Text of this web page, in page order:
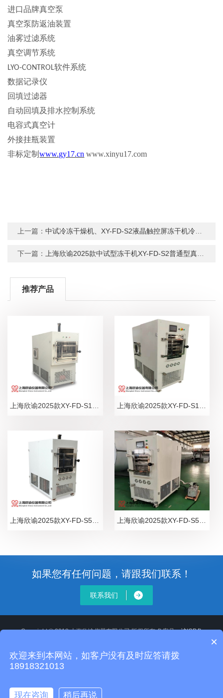
进口品牌真空泵
真空泵防返油装置
油雾过滤系统
真空调节系统
LYO-CONTROL软件系统
数据记录仪
回填过滤器
自动回填及排水控制系统
电容式真空计
外接挂瓶装置
非标定制www.gy17.cn www.xinyu17.com
上一篇：中试冷冻干燥机、XY-FD-S2液晶触控屏冻干机冷冻干燥机、XY-FD-S2、真空冷冻干燥机。冻干机
下一篇： 上海欣谕2025款中试型冻干机XY-FD-S2普通型真空冷冻干燥机实验室摸索冻干工艺用冷冻干燥机，冰冻干燥机，冷冻干燥仪
推荐产品
上海欣谕2025款XY-FD-S5中试型冻干机普通型真空冷冻干燥机实验室摸索冻干工艺用冷冻干燥机，冰冻干燥机，冷冻干燥仪
如果您有任何问题，请跟我们联系！
联系我们
Copyright © 2018 上海欣谕仪器有限公司 版权所有 备案号：沪ICP备
地址：
全国统一服务电话：13918118355 24小时服务电话：18918321013 E-
主营设备：冷冻水机，低温水浴槽，制冰机，冷冻干燥机，超低温冰箱，层
×
欢迎来到本网站，如客户没有及时应答请拨
18918321013
现在咨询 稍后再说